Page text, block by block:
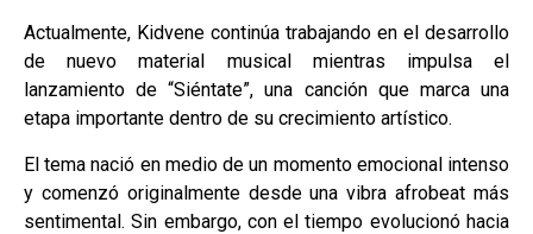
Actualmente, Kidvene continúa trabajando en el desarrollo
de nuevo material musical mientras impulsa el
lanzamiento de “Siéntate”, una canción que marca una
etapa importante dentro de su crecimiento artístico.
El tema nació en medio de un momento emocional intenso
y comenzó originalmente desde una vibra afrobeat más
sentimental. Sin embargo, con el tiempo evolucionó hacia